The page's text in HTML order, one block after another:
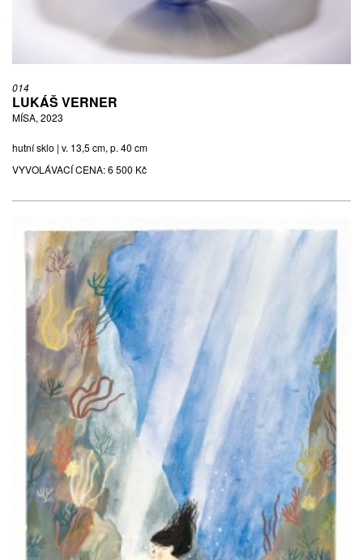
014
LUKÁŠ VERNER
MÍSA, 2023
hutní sklo | v. 13,5 cm, p. 40 cm
VYVOLÁVACÍ CENA:6 500 Kč